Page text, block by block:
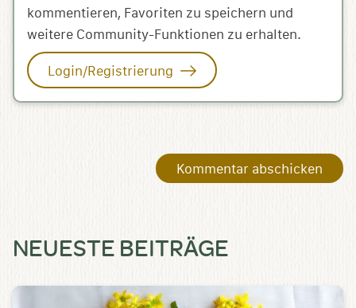
kommentieren, Favoriten zu speichern und
weitere Community-Funktionen zu erhalten.
Login/Registrierung
NEUESTE BEITRÄGE